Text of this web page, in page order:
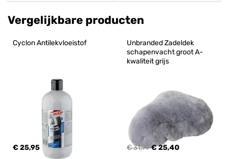
Vergelijkbare producten
Cyclon Antilekvloeistof
€ 25,95
Unbranded Zadeldek
schapenvacht groot A-
kwaliteit grijs
€ 31,79€ 25,40